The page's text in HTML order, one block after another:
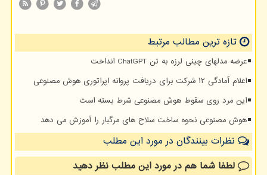
تازه ترین مطالب مرتبط
عرضه مدلهای چینی لرزه به تن ChatGPT انداخت
اعلام آمادگی ۱۲ شرکت برای دریافت پروانه اپراتوری هوش مصنوعی
این مرد روی سقوط هوش مصنوعی شرط بسته است
هوش مصنوعی نحوه ساخت سلاح های مرگبار را آموزش می دهد
نظرات بینندگان در مورد این مطلب
لطفا شما همدر مورد این مطلبنظر دهید